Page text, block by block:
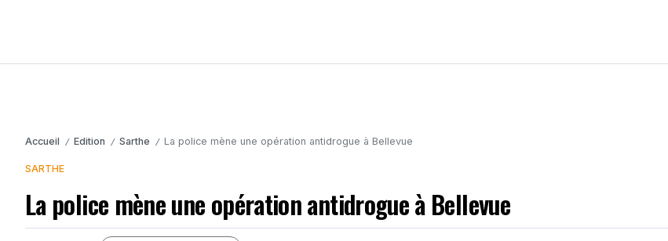
Accueil / Edition / Sarthe / La police mène une opération antidrogue à Bellevue
SARTHE
La police mène une opération antidrogue à Bellevue